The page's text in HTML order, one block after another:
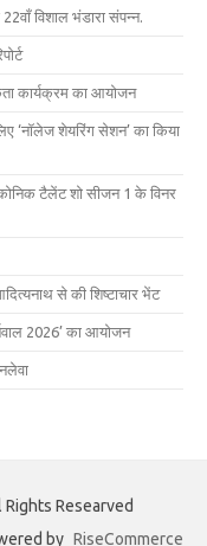
विशाल भंडारा संपन्न.
कार्यक्रम का आयोजन
‘नॉलेज शेयरिंग सेशन’ का किया
टैलेंट शो सीजन 1 के विनर
से की शिष्टाचार भेंट
2026’ का आयोजन
Rights Researved
by RiseCommerce